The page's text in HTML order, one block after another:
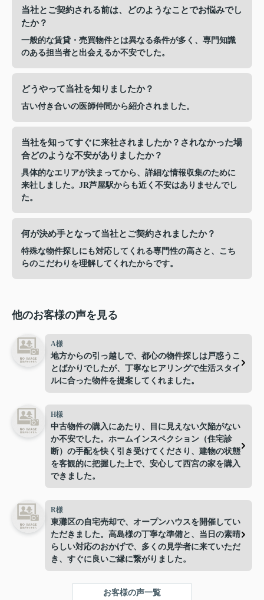
当社とご契約される前は、どのようなことでお悩みでし
たか？
一般的な賃貸・売買物件とは異なる条件が多く、専門知識
のある担当者と出会えるか不安でした。
どうやって当社を知りましたか？
古い付き合いの医師仲間から紹介されました。
当社を知ってすぐに来社されましたか？されなかった場
合どのような不安がありましたか？
具体的なエリアが決まってから、詳細な情報収集のために
来社しました。JR芦屋駅からも近く不安はありませんでし
た。
何が決め手となって当社とご契約されましたか？
特殊な物件探しにも対応してくれる専門性の高さと、こち
らのこだわりを理解してくれたからです。
他のお客様の声を見る
A様
地方からの引っ越しで、都心の物件探しは戸惑うこ
とばかりでしたが、丁寧なヒアリングで生活スタイ
ルに合った物件を提案してくれました。
H様
中古物件の購入にあたり、目に見えない欠陥がない
か不安でした。ホームインスペクション（住宅診
断）の手配を快く引き受けてくださり、建物の状態
を客観的に把握した上で、安心して西宮の家を購入
できました。
R様
東灘区の自宅売却で、オープンハウスを開催してい
ただきました。高島様の丁寧な準備と、当日の素晴
らしい対応のおかげで、多くの見学者に来ていただ
き、すぐに良いご縁に繋がりました。
お客様の声一覧